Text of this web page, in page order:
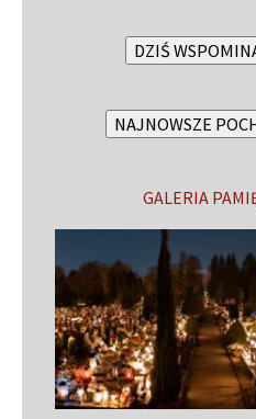
DZIŚ
NAJNOWSZE
GALERIA